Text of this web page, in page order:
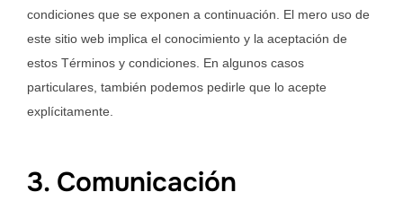
condiciones que se exponen a continuación. El mero uso de
este sitio web implica el conocimiento y la aceptación de
estos Términos y condiciones. En algunos casos
particulares, también podemos pedirle que lo acepte
explícitamente.
3. Comunicación